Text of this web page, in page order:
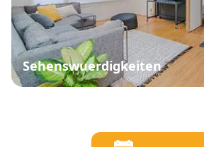
Sehenswuerdigkeiten